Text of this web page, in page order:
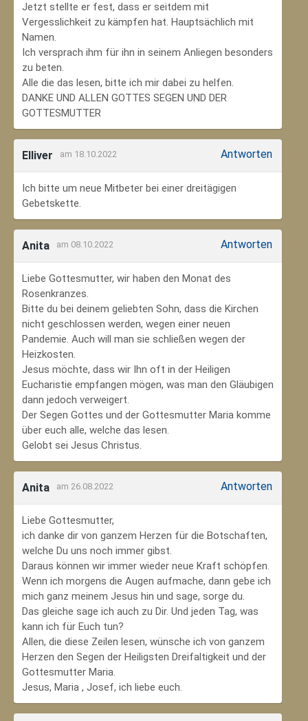
Jetzt stellte er fest, dass er seitdem mit
Vergesslichkeit zu kämpfen hat. Hauptsächlich mit
Namen.
Ich versprach ihm für ihn in seinem Anliegen besonders
zu beten.
Alle die das lesen, bitte ich mir dabei zu helfen.
DANKE UND ALLEN GOTTES SEGEN UND DER
GOTTESMUTTER
Elliver am 18.10.2022 Antworten
Ich bitte um neue Mitbeter bei einer dreitägigen
Gebetskette.
Anita am 08.10.2022 Antworten
Liebe Gottesmutter, wir haben den Monat des
Rosenkranzes.
Bitte du bei deinem geliebten Sohn, dass die Kirchen
nicht geschlossen werden, wegen einer neuen
Pandemie. Auch will man sie schließen wegen der
Heizkosten.
Jesus möchte, dass wir Ihn oft in der Heiligen
Eucharistie empfangen mögen, was man den Gläubigen
dann jedoch verweigert.
Der Segen Gottes und der Gottesmutter Maria komme
über euch alle, welche das lesen.
Gelobt sei Jesus Christus.
Anita am 26.08.2022 Antworten
Liebe Gottesmutter,
ich danke dir von ganzem Herzen für die Botschaften,
welche Du uns noch immer gibst.
Daraus können wir immer wieder neue Kraft schöpfen.
Wenn ich morgens die Augen aufmache, dann gebe ich
mich ganz meinem Jesus hin und sage, sorge du.
Das gleiche sage ich auch zu Dir. Und jeden Tag, was
kann ich für Euch tun?
Allen, die diese Zeilen lesen, wünsche ich von ganzem
Herzen den Segen der Heiligsten Dreifaltigkeit und der
Gottesmutter Maria.
Jesus, Maria , Josef, ich liebe euch.